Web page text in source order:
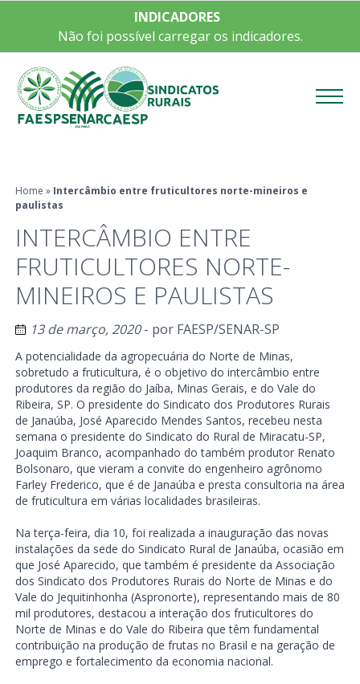
INDICADORES
Não foi possível carregar os indicadores.
Home » Intercâmbio entre fruticultores norte-mineiros e
paulistas
INTERCÂMBIO ENTRE
FRUTICULTORES NORTE-
MINEIROS E PAULISTAS
13 de março, 2020- por FAESP/SENAR-SP
A potencialidade da agropecuária do Norte de Minas,
sobretudo a fruticultura, é o objetivo do intercâmbio entre
produtores da região do Jaíba, Minas Gerais, e do Vale do
Ribeira, SP. O presidente do Sindicato dos Produtores Rurais
de Janaúba, José Aparecido Mendes Santos, recebeu nesta
semana o presidente do Sindicato do Rural de Miracatu-SP,
Joaquim Branco, acompanhado do também produtor Renato
Bolsonaro, que vieram a convite do engenheiro agrônomo
Farley Frederico, que é de Janaúba e presta consultoria na área
de fruticultura em várias localidades brasileiras.
Na terça-feira, dia 10, foi realizada a inauguração das novas
instalações da sede do Sindicato Rural de Janaúba, ocasião em
que José Aparecido, que também é presidente da Associação
dos Sindicato dos Produtores Rurais do Norte de Minas e do
Vale do Jequitinhonha (Aspronorte), representando mais de 80
mil produtores, destacou a interação dos fruticultores do
Norte de Minas e do Vale do Ribeira que têm fundamental
contribuição na produção de frutas no Brasil e na geração de
emprego e fortalecimento da economia nacional.